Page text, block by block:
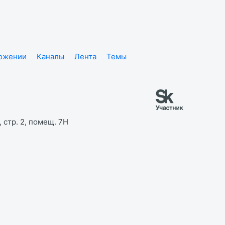
Каналы Лента
Темы
стр. 2, помещ. 7Н